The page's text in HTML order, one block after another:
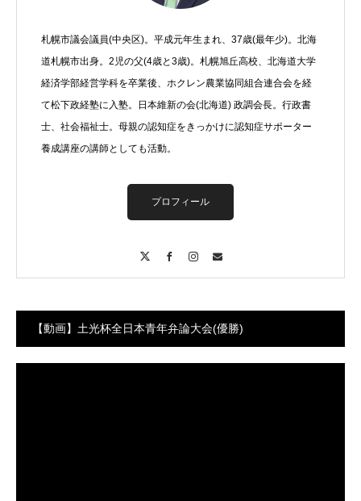
札幌市議会議員(中央区)。平成元年生まれ、37歳(最年少)。北海
道札幌市出身。2児の父(4歳と3歳)。札幌旭丘高校、北海道大学
経済学部経営学科を卒業後、ホクレン農業協同組合連合会を経
て松下政経塾に入塾。日本維新の会(北海道) 政調会長。行政書
士、社会福祉士。母親の認知症をきっかけに認知症サポーター
養成講座の講師としても活動。
プロフィール
【動画】土光杯全日本青年弁論大会(優勝)
動